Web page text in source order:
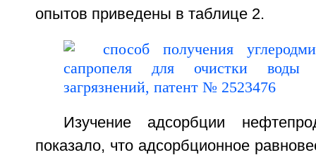
опытов приведены в таблице 2.
Изучение адсорбции
показало, что адсорбционное